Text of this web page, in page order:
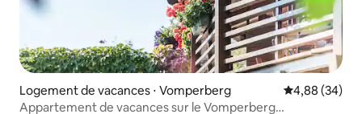
Logement de vacances ⋅ Vomperberg Évaluation
4,88 (34)
Appartement de vacances sur le Vomperberg